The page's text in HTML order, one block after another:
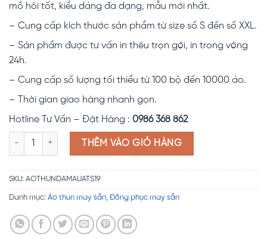
mồ hôi tốt, kiểu dáng đa dạng, mẫu mới nhất.
– Cung cấp kích thước sản phẩm từ size số S đến số XXL.
– Sản phẩm được tư vấn in thêu trọn gói, in trong vòng
24h.
– Cung cấp số lượng tối thiểu từ 100 bộ đến 10000 áo.
– Thời gian giao hàng nhanh gọn.
Hotline Tư Vấn – Đặt Hàng : 0986 368 862
Phôi áo phông cổ tròn sẵn ATS19 số lượng
THÊM VÀO GIỎ HÀNG
SKU: AOTHUNDAMAUATS19
Danh mục: Áo thun may sẵn, Đồng phục may sẵn